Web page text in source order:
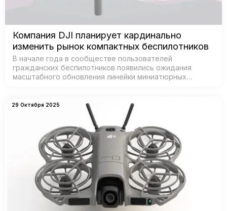
Компания DJI планирует кардинально
изменить рынок компактных беспилотников
В начале года в сообществе пользователей
гражданских беспилотников появились ожидания
масштабного обновления линейки миниатюрных
29 Октября 2025